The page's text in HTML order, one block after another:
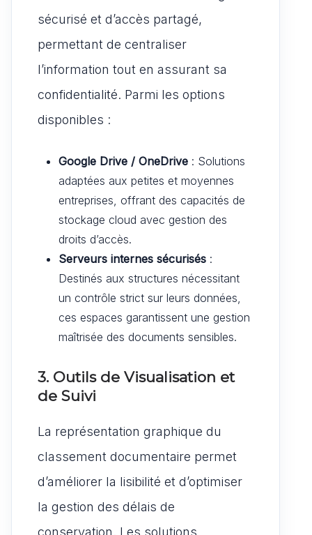
sécurisé et d’accès partagé,
permettant de centraliser
l’information tout en assurant sa
confidentialité. Parmi les options
disponibles :
Google Drive / OneDrive : Solutions
adaptées aux petites et moyennes
entreprises, offrant des capacités de
stockage cloud avec gestion des
droits d’accès.
Serveurs internes sécurisés :
Destinés aux structures nécessitant
un contrôle strict sur leurs données,
ces espaces garantissent une gestion
maîtrisée des documents sensibles.
3. Outils de Visualisation et
de Suivi
La représentation graphique du
classement documentaire permet
d’améliorer la lisibilité et d’optimiser
la gestion des délais de
conservation. Les solutions